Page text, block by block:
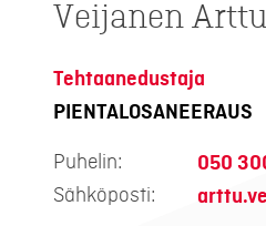
Veijanen Arttu
Tehtaanedustaja
PIENTALOSANEERAUS
Puhelin: 050
Sähköposti: